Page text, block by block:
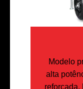
Modelo
alta
reforçada.